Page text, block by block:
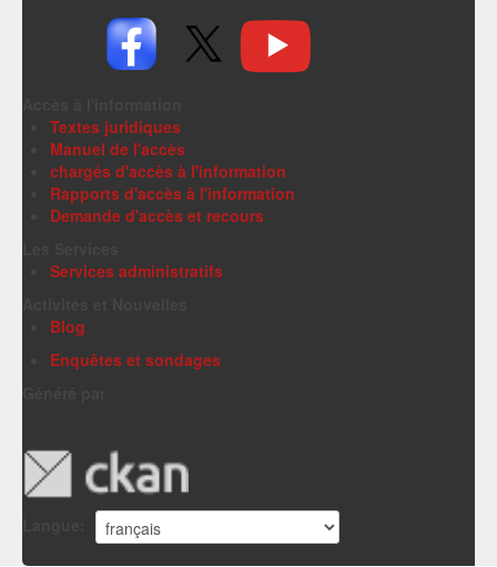
Textes juridiques
Manuel de l'accès
chargés d'accès à l'information
Rapports d'accès à l'information
Demande d'accès et recours
Services administratifs
Blog
Enquêtes et sondages